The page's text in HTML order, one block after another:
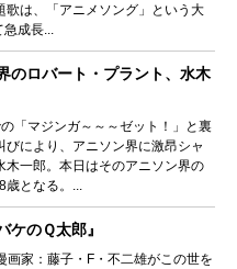
歌は、「アニメソング」という大
急成長...
のロバート・プラント、水木
の「マジンガ～～～ゼット！」と裏
びにより、アニソン界に激昂シャ
木一郎。本日はそのアニソン界の
歳となる。...
ケのＱ太郎』
画家：藤子・F・不二雄がこの世を